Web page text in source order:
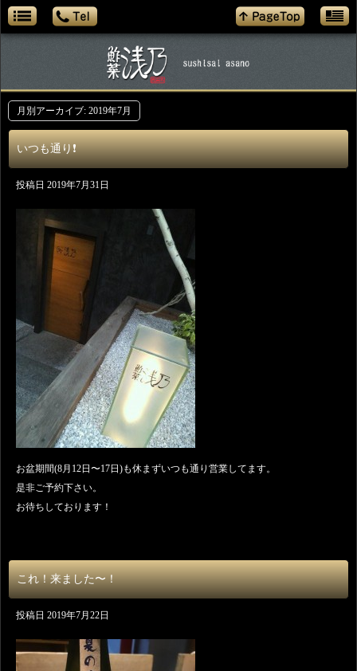
月別アーカイブ: 2019年7月
いつも通り❗️
投稿日 2019年7月31日
お盆期間(8月12日〜17日)も休まずいつも通り営業してます。
是非ご予約下さい。
お待ちしております！
これ！来ました〜！
投稿日 2019年7月22日